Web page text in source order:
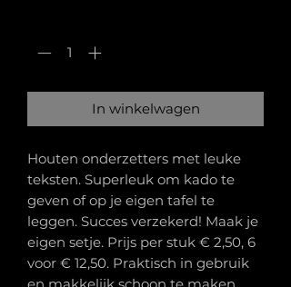
In winkelwagen
Houten onderzetters met leuke
teksten. Superleuk om kado te
geven of op je eigen tafel te
leggen. Succes verzekerd! Maak je
eigen setje. Prijs per stuk € 2,50, 6
voor € 12,50. Praktisch in gebruik